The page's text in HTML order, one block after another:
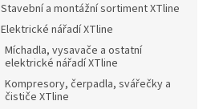
Stavební a montážní sortiment XTline
Elektrické nářadí XTline
Míchadla, vysavače a ostatní
elektrické nářadí XTline
Kompresory, čerpadla, svářečky a
čističe XTline